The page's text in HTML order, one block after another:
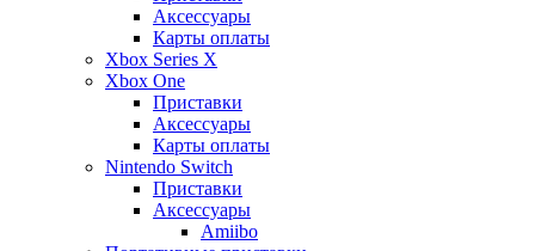
Аксессуары
Карты оплаты
Xbox Series X
Xbox One
Приставки
Аксессуары
Карты оплаты
Nintendo Switch
Приставки
Аксессуары
Amiibo